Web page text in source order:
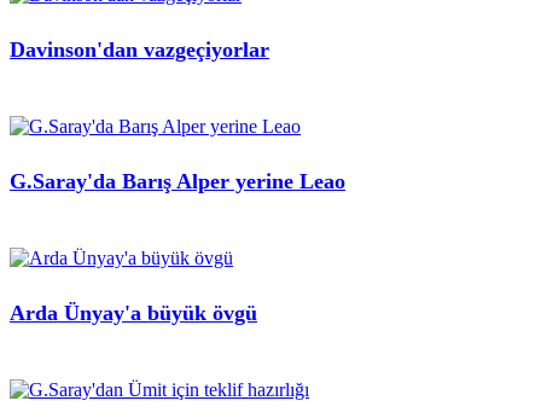
Davinson'dan vazgeçiyorlar
G.Saray'da Barış Alper yerine Leao
Arda Ünyay'a büyük övgü